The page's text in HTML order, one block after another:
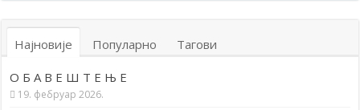
Најновије Популарно Тагови
О Б А В Е Ш Т Е Њ Е
19. фебруар 2026.